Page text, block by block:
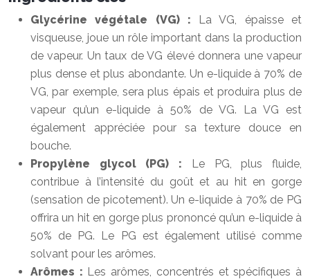
Glycérine végétale (VG) : La VG, épaisse et
visqueuse, joue un rôle important dans la production
de vapeur. Un taux de VG élevé donnera une vapeur
plus dense et plus abondante. Un e-liquide à 70% de
VG, par exemple, sera plus épais et produira plus de
vapeur qu’un e-liquide à 50% de VG. La VG est
également appréciée pour sa texture douce en
bouche.
Propylène glycol (PG) :
Le PG, plus fluide,
contribue à l’intensité du goût et au hit en gorge
(sensation de picotement). Un e-liquide à 70% de PG
offrira un hit en gorge plus prononcé qu’un e-liquide à
50% de PG. Le PG est également utilisé comme
solvant pour les arômes.
Arômes : Les arômes, concentrés et spécifiques à